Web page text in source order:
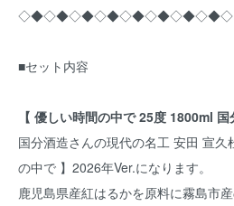
◇◆◇◆◇◆◇◆◇◆◇◆◇◆◇◆◇
■セット内容
【 優しい時間の中で 25度 1800ml 国
国分酒造さんの現代の名工 安田 宣
の中で 】2026年Ver.になります。
鹿児島県産紅はるかを原料に霧島市